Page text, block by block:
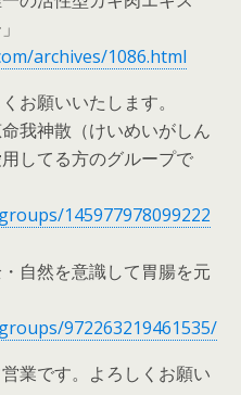
archives/1086.html
お願いいたします。
我神散（けいめいがしん
してる方のグループで
145977978099222
自然を意識して胃腸を元
972263219461535/
業です。よろしくお願い